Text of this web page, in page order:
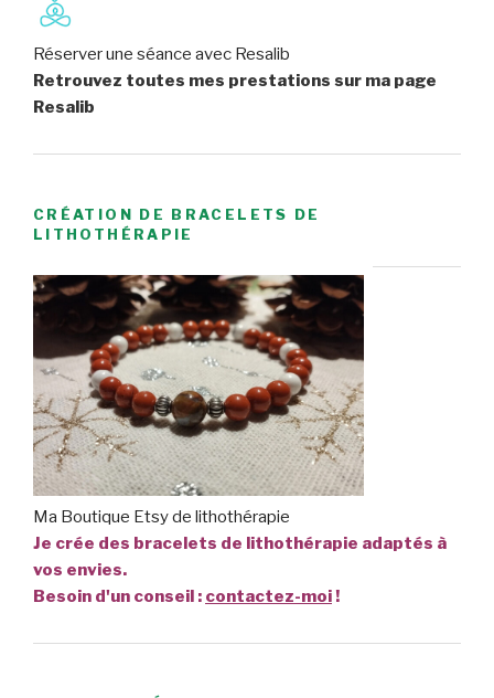
Réserver une séance avec Resalib
Retrouvez toutes mes prestations sur ma page
Resalib
CRÉATION DE BRACELETS DE
LITHOTHÉRAPIE
Ma Boutique Etsy de lithothérapie
Je crée des bracelets de lithothérapie adaptés à
vos envies.
Besoin d'un conseil : contactez-moi!